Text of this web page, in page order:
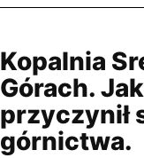
Kopalnia
Górach.
przyczynił
górnictwa.